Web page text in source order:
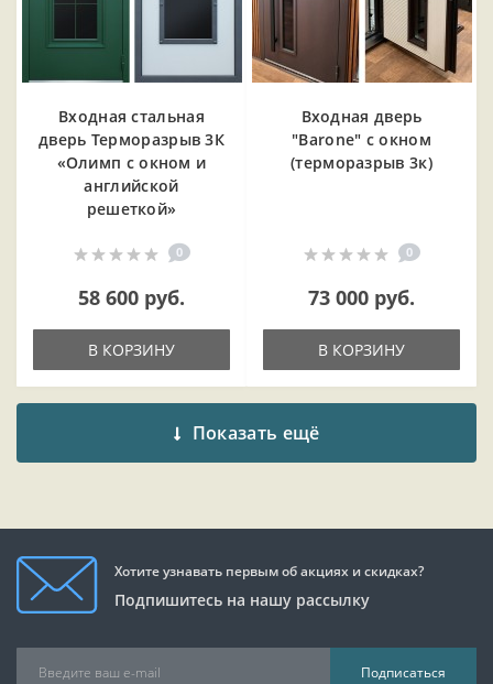
Входная cтальная
дверь Терморазрыв 3К
«Олимп с окном и
английской
решеткой»
0
58 600 руб.
В КОРЗИНУ
Входная дверь
"Barone" с окном
(терморазрыв 3к)
0
73 000 руб.
В КОРЗИНУ
Показать ещё
Хотите узнавать первым об акциях и скидках?
Подпишитесь на нашу рассылку
Подписаться